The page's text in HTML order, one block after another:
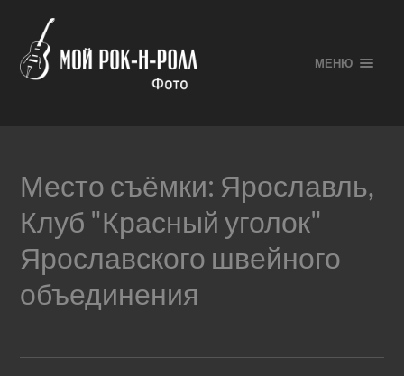
МЕНЮ
Место съёмки: Ярославль,
Клуб "Красный уголок"
Ярославского швейного
объединения